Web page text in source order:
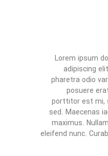
Lorem ipsum
adipiscing
pharetra odio
posuere
porttitor est mi,
sed. Maecenas
maximus.
eleifend nunc.